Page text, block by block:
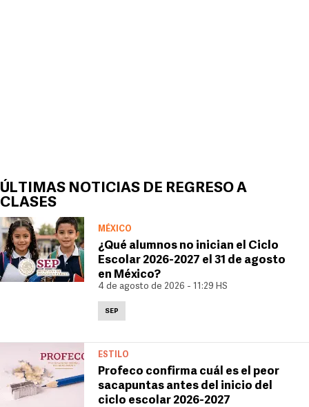
ÚLTIMAS NOTICIAS DE REGRESO A
CLASES
MÉXICO
¿Qué alumnos no inician el Ciclo
Escolar 2026-2027 el 31 de agosto
en México?
4 de agosto de 2026 - 11:29 HS
SEP
ESTILO
Profeco confirma cuál es el peor
sacapuntas antes del inicio del
ciclo escolar 2026-2027